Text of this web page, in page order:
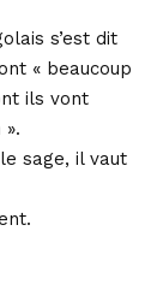
s’est dit
« beaucoup
ils vont
sage, il vaut